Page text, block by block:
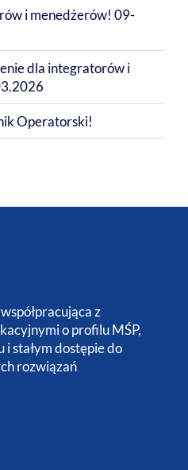
i menedżerów! 09-
dla integratorów i
Operatorski!
z
o profilu MŚP,
stałym dostępie do
rozwiązań